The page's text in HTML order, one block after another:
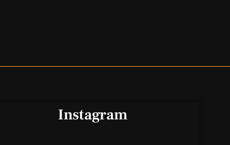
Instagram